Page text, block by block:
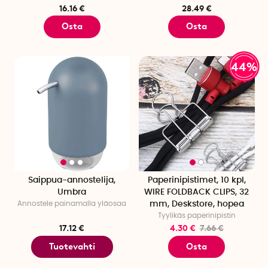
16.16 €
Osta
28.49 €
Osta
Saippua-annostelija,
Umbra
Annostele painamalla yläosaa
17.12 €
Tuotevahti
44%
Paperinipistimet, 10 kpl,
WIRE FOLDBACK CLIPS, 32
mm, Deskstore, hopea
Tyylikäs paperinipistin
4.30 € 7.66 €
Osta